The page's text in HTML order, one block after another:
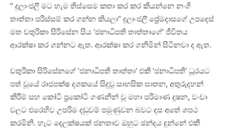
“ දුලාංජලී මට හැම තිස්සෙම කතා කර කර කියන්නෙ නංගි
තාත්තා පරිස්සම් කර ගන්න කියලා“ දුලාංජලී ප්‍රේමදාසගේ උපදෙස්
මත චතුරිකා සිරිසේන සිය ‘ජනාධිපති තාත්තාගේ‘ ජීවිතය
ආරක්ෂා කර ගන්නට ඇත. ආරක්ෂා කර ගනිමින් සිටිනවා ද ඇත.
චතුරිකා සිරිසේනගේ ‘ජනාධිපති තාත්තා‘ එකී ‘ජනාධිපති‘ ධූරයට
පත් වූයේ රාජපක්ෂ දශකයේ සිදුවූ සාහසික ඝාතන, අතුරුදහන්
කිරීම් සහ කෝටි ප්‍රකෝටි ගණනින් වූ මහා පරිමාණ දූෂන, වංචා
වලට එරෙහිව උපරිම දඬුවම් පමුණුවන බවට දස අතේ ශපථ
කරමිනි. හැට දෙලක්ෂයක් ජනතාව ඔහුට ඡන්දය දුන්නේ එකී